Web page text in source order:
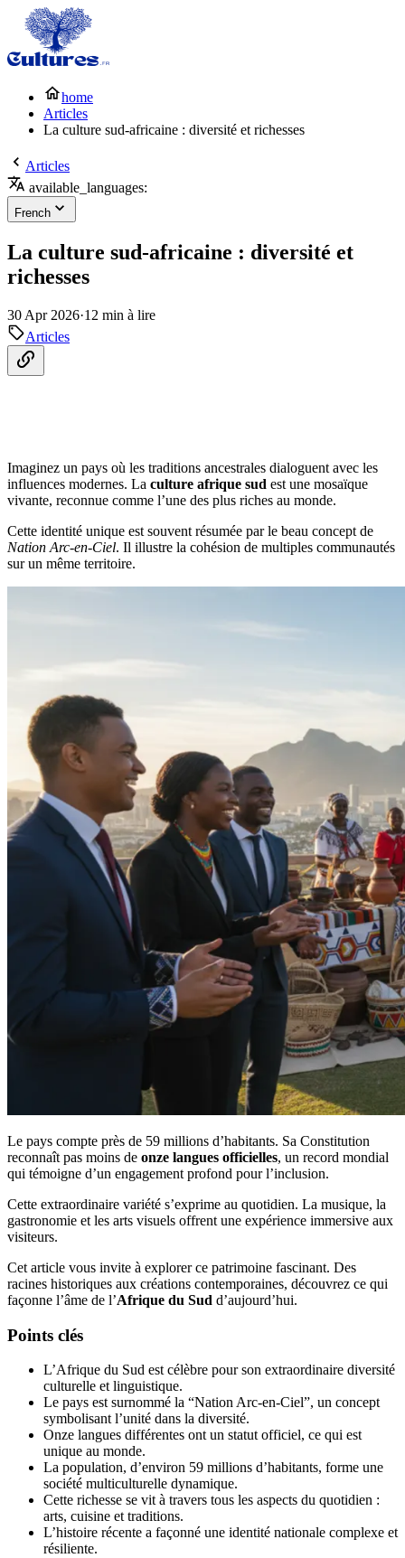
home
Articles
La culture sud-africaine : diversité et richesses
Articles
available_languages:
French
La culture sud-africaine : diversité et
richesses
30 Apr 2026·12 min à lire
Articles
Imaginez un pays où les traditions ancestrales dialoguent avec les
influences modernes. La culture afrique sud est une mosaïque
vivante, reconnue comme l’une des plus riches au monde.
Cette identité unique est souvent résumée par le beau concept de
Nation Arc-en-Ciel. Il illustre la cohésion de multiples communautés
sur un même territoire.
Le pays compte près de 59 millions d’habitants. Sa Constitution
reconnaît pas moins de onze langues officielles, un record mondial
qui témoigne d’un engagement profond pour l’inclusion.
Cette extraordinaire variété s’exprime au quotidien. La musique, la
gastronomie et les arts visuels offrent une expérience immersive aux
visiteurs.
Cet article vous invite à explorer ce patrimoine fascinant. Des
racines historiques aux créations contemporaines, découvrez ce qui
façonne l’âme de l’Afrique du Sud d’aujourd’hui.
Points clés
L’Afrique du Sud est célèbre pour son extraordinaire diversité
culturelle et linguistique.
Le pays est surnommé la “Nation Arc-en-Ciel”, un concept
symbolisant l’unité dans la diversité.
Onze langues différentes ont un statut officiel, ce qui est
unique au monde.
La population, d’environ 59 millions d’habitants, forme une
société multiculturelle dynamique.
Cette richesse se vit à travers tous les aspects du quotidien :
arts, cuisine et traditions.
L’histoire récente a façonné une identité nationale complexe et
résiliente.